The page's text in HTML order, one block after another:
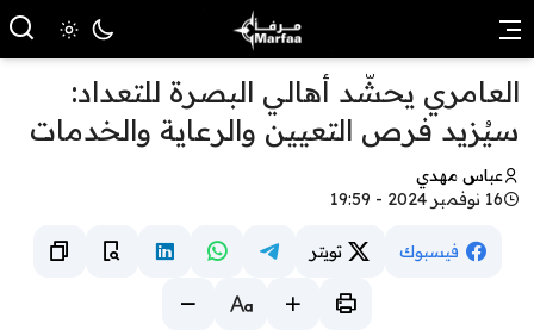
العامري يحشّد أهالي البصرة للتعداد:
سيُزيد فرص التعيين والرعاية والخدمات
عباس مهدي
16 نوفمبر 2024 - 19:59
فيسبوك تويتر